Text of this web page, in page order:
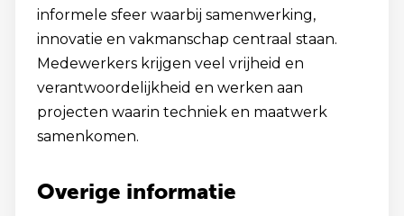
informele sfeer waarbij samenwerking,
innovatie en vakmanschap centraal staan.
Medewerkers krijgen veel vrijheid en
verantwoordelijkheid en werken aan
projecten waarin techniek en maatwerk
samenkomen.
Overige informatie